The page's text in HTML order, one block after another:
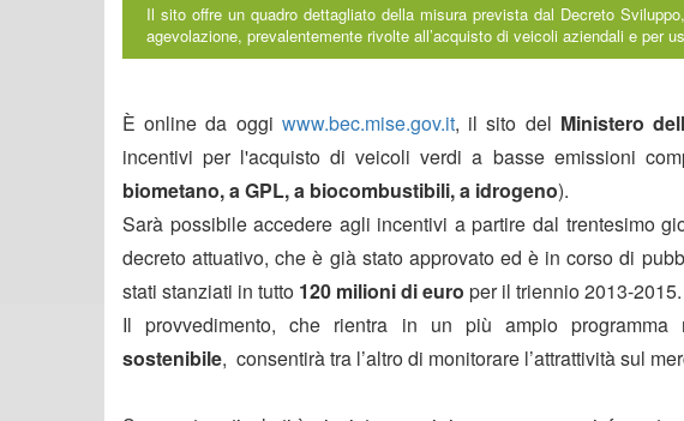
Il sito offre un quadro dettagliato della misura prevista dal Decreto
agevolazione, prevalentemente rivolte all’acquisto di veicoli aziendali e per
È online da oggi www.bec.mise.gov.it, il sito del Ministero
incentivi per l'acquisto di veicoli verdi a basse emissioni
biometano, a GPL, a biocombustibili, a idrogeno).
Sarà possibile accedere agli incentivi a partire dal trentesimo
decreto attuativo, che è già stato approvato ed è in corso di
stati stanziati in tutto 120 milioni di euro per il triennio 2013-2015.
Il provvedimento, che rientra in un più ampio programma
sostenibile, consentirà tra l’altro di monitorare l’attrattività sul